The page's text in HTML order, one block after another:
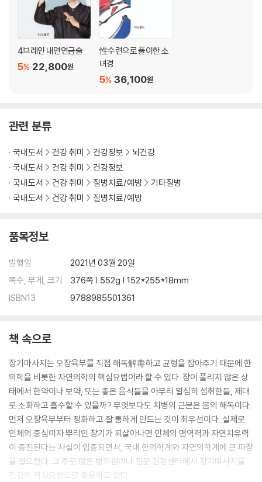
4. 발목 펌핑
5. 누워서 골반 흔들기
6. 도리도리 목 풀기와 누워서 골반 회전시키기
7. 천골 치기
2단계 : 장을 풀어주는 댄스워킹
3. 걸으면서 하는 댄스워킹
3단계 : 셀프 장기마사지
장기마사지를 하기 전에 반드시 알아야 할 것
1. 배 흔들기
2. 배꼽 기통
3. 직장 기통
5. 복부피부 기통
6. 배 두드리기, 타복공
7. 배 문지르기, 마복공
명현반응을 즐겨라
기충전 배꼽호흡의 요령
5단계 : 배꼽명상
배꼽명상의 요령
배꼽소용돌이명상
PART 4. 복뇌건강법으로 현대병을 극복한다
소화불량 : 둔해진 소화기관을 깨우면 식욕과 소화력이 살아난다
소장의 적취 : 냉기를 몰아내면 복뇌가 살아난다
변비와 설사 : 대장은 인체의 뿌리, 변비는 만병의 근원이다
4브레인 내면연금술
22,800원
5%
性수련으로 풀이한 소
녀경
36,100원
5%
관련 분류
국내도서 건강 취미 건강정보
뇌건강
국내도서
건강 취미
건강정보
국내도서
건강 취미 질병치료/예방
기타질병
국내도서
건강 취미 질병치료/예방
품목정보
발행일
2021년 03월 20일
쪽수, 무게, 크기
376쪽 | 552g | 152*255*18mm
ISBN13
9788985501361
책 속으로
장기마사지는 오장육부를 직접 해독解毒하고 균형을 잡아주기 때문에 한
의학을 비롯한 자연의학의 핵심요법이라 할 수 있다. 장이 풀리지 않은 상
태에서 한약이나 보약, 또는 좋은 음식들을 아무리 열심히 섭취한들, 제대
로 소화하고 흡수할 수 있을까? 무엇보다도 치병의 근본은 몸의 해독이다.
먼저 오장육부부터 정화하고 잘 통하게 만드는 것이 최우선이다. 실제로
인체의 중심이자 뿌리인 장기가 되살아나면 인체의 면역력과 자연치유력
이 증진된다는 사실이 입증되면서, 국내 한의학계와 자연의학계에 큰 파장
을 일으켰다. 그 후로 많은 병의원이나 전문 건강센터에서 장기마사지를
건강의 핵심요법으로 활용하고 있다.